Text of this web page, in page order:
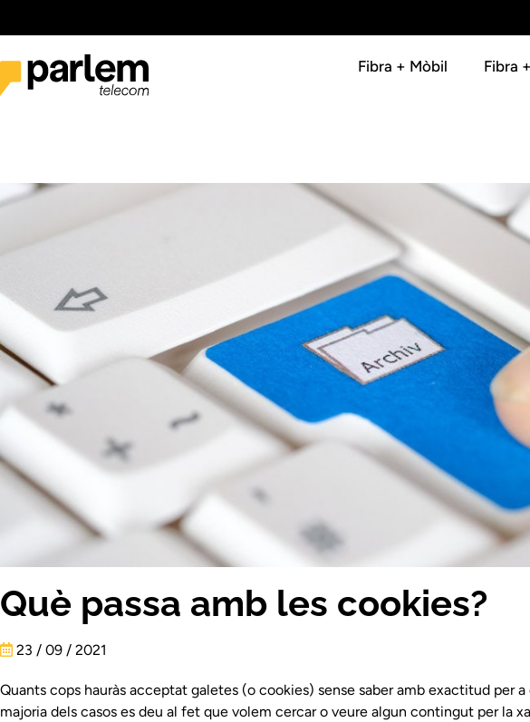
Fibra + Mòbil Fibra
Què passa amb les cookies?
23 / 09 / 2021
Quants cops hauràs acceptat galetes (o cookies) sense saber amb exactitud per a
majoria dels casos es deu al fet que volem cercar o veure algun contingut per la